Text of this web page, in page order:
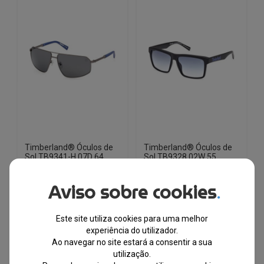
Timberland® Óculos de
Sol TB9341-H 07D 64
EM STOCK
€40.85
Timberland® Óculos de
Sol TB9328 02W 55
EM STOCK
€103.50
O
preço
original
era:
€40.85
O
preço
atual
é:
-61%
Aviso sobre cookies.
Este site utiliza cookies para uma melhor
experiência do utilizador.
Ao navegar no site estará a consentir a sua
utilização.